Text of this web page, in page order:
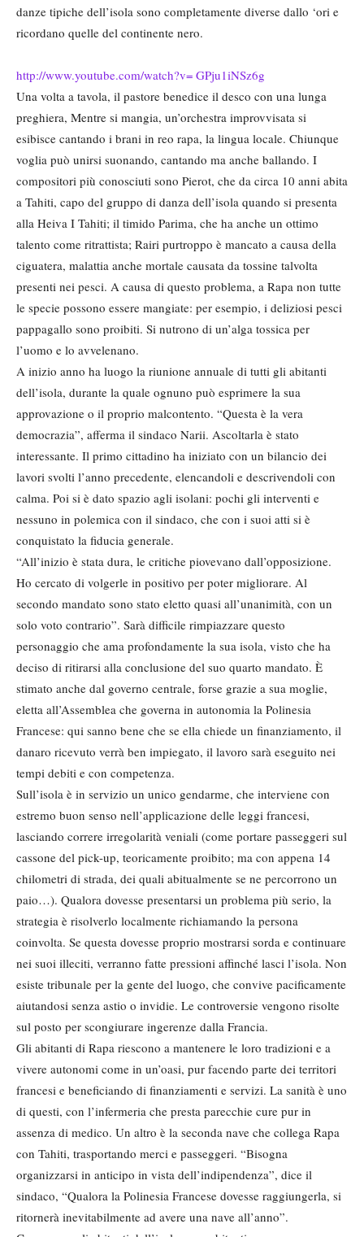
danze tipiche dell’isola sono completamente diverse dallo ‘ori e
ricordano quelle del continente nero.
http://www.youtube.com/watch?v= GPju1iNSz6g
Una volta a tavola, il pastore benedice il desco con una lunga
preghiera, Mentre si mangia, un’orchestra improvvisata si
esibisce cantando i brani in reo rapa, la lingua locale. Chiunque
voglia può unirsi suonando, cantando ma anche ballando. I
compositori più conosciuti sono Pierot, che da circa 10 anni abita
a Tahiti, capo del gruppo di danza dell’isola quando si presenta
alla Heiva I Tahiti; il timido Parima, che ha anche un ottimo
talento come ritrattista; Rairi purtroppo è mancato a causa della
ciguatera, malattia anche mortale causata da tossine talvolta
presenti nei pesci. A causa di questo problema, a Rapa non tutte
le specie possono essere mangiate: per esempio, i deliziosi pesci
pappagallo sono proibiti. Si nutrono di un’alga tossica per
l’uomo e lo avvelenano.
A inizio anno ha luogo la riunione annuale di tutti gli abitanti
dell’isola, durante la quale ognuno può esprimere la sua
approvazione o il proprio malcontento. “Questa è la vera
democrazia”, afferma il sindaco Narii. Ascoltarla è stato
interessante. Il primo cittadino ha iniziato con un bilancio dei
lavori svolti l’anno precedente, elencandoli e descrivendoli con
calma. Poi si è dato spazio agli isolani: pochi gli interventi e
nessuno in polemica con il sindaco, che con i suoi atti si è
conquistato la fiducia generale.
“All’inizio è stata dura, le critiche piovevano dall’opposizione.
Ho cercato di volgerle in positivo per poter migliorare. Al
secondo mandato sono stato eletto quasi all’unanimità, con un
solo voto contrario”. Sarà difficile rimpiazzare questo
personaggio che ama profondamente la sua isola, visto che ha
deciso di ritirarsi alla conclusione del suo quarto mandato. È
stimato anche dal governo centrale, forse grazie a sua moglie,
eletta all’Assemblea che governa in autonomia la Polinesia
Francese: qui sanno bene che se ella chiede un finanziamento, il
danaro ricevuto verrà ben impiegato, il lavoro sarà eseguito nei
tempi debiti e con competenza.
Sull’isola è in servizio un unico gendarme, che interviene con
estremo buon senso nell’applicazione delle leggi francesi,
lasciando correre irregolarità veniali (come portare passeggeri sul
cassone del pick-up, teoricamente proibito; ma con appena 14
chilometri di strada, dei quali abitualmente se ne percorrono un
paio…). Qualora dovesse presentarsi un problema più serio, la
strategia è risolverlo localmente richiamando la persona
coinvolta. Se questa dovesse proprio mostrarsi sorda e continuare
nei suoi illeciti, verranno fatte pressioni affinché lasci l’isola. Non
esiste tribunale per la gente del luogo, che convive pacificamente
aiutandosi senza astio o invidie. Le controversie vengono risolte
sul posto per scongiurare ingerenze dalla Francia.
Gli abitanti di Rapa riescono a mantenere le loro tradizioni e a
vivere autonomi come in un’oasi, pur facendo parte dei territori
francesi e beneficiando di finanziamenti e servizi. La sanità è uno
di questi, con l’infermeria che presta parecchie cure pur in
assenza di medico. Un altro è la seconda nave che collega Rapa
con Tahiti, trasportando merci e passeggeri. “Bisogna
organizzarsi in anticipo in vista dell’indipendenza”, dice il
sindaco, “Qualora la Polinesia Francese dovesse raggiungerla, si
ritornerà inevitabilmente ad avere una nave all’anno”.